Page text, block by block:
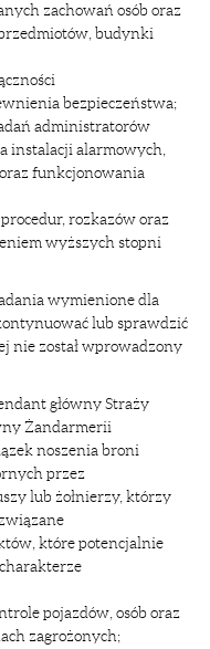
zachowań osób oraz
budynki
bezpieczeństwa;
administratorów
instalacji alarmowych,
funkcjonowania
rozkazów oraz
wyższych stopni
wymienione dla
lub sprawdzić
nie został wprowadzony
główny Straży
Żandarmerii
noszenia broni
przez
lub żołnierzy, którzy
które potencjalnie
pojazdów, osób oraz
zagrożonych;